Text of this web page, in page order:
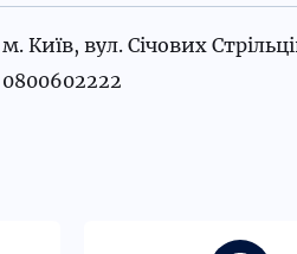
м. Київ, вул. Січових
0800602222